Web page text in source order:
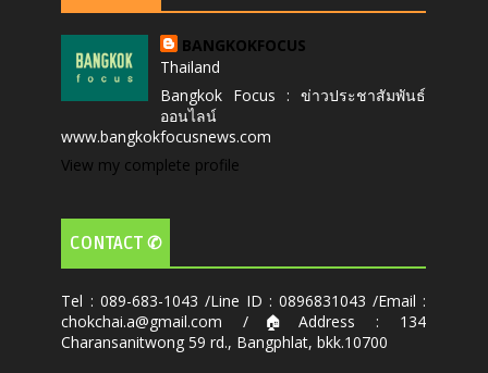
BANGKOKFOCUS
Thailand
Bangkok Focus : ข่าวประชาสัมพันธ์
ออนไลน์
www.bangkokfocusnews.com
View my complete profile
CONTACT ✆
Tel : 089-683-1043 /Line ID : 0896831043 /Email :
chokchai.a@gmail.com /🏠Address : 134
Charansanitwong 59 rd., Bangphlat, bkk.10700